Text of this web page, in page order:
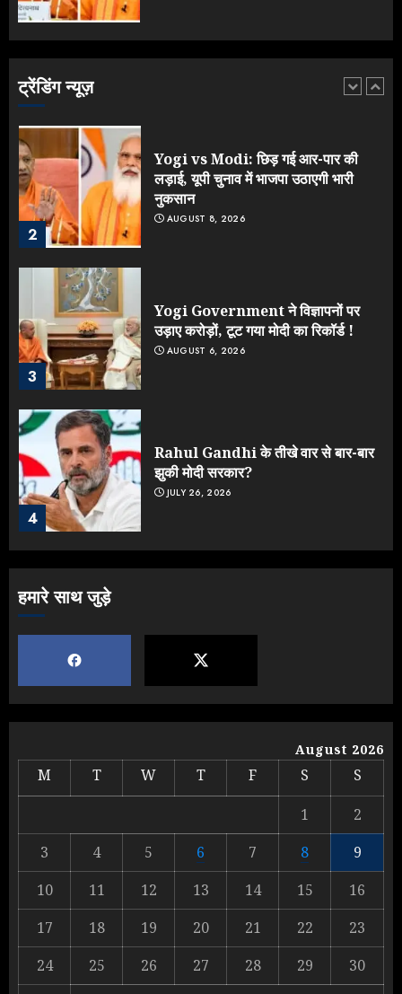
ट्रेंडिंग न्यूज़
1
भड़क गए जेन-जी, करने लगे शिकायत
2
Yogi vs Modi: छिड़ गई आर-पार की
लड़ाई, यूपी चुनाव में भाजपा उठाएगी भारी
नुकसान
AUGUST 8, 2026
3
Yogi Government ने विज्ञापनों पर
उड़ाए करोड़ों, टूट गया मोदी का रिकॉर्ड !
AUGUST 6, 2026
4
Rahul Gandhi के तीखे वार से बार-बार
झुकी मोदी सरकार?
JULY 26, 2026
JULY 24, 2026
1
भड़क गए जेन-जी, करने लगे शिकायत
AUGUST 9, 2026
2
Yogi vs Modi: छिड़ गई आर-पार की
लड़ाई, यूपी चुनाव में भाजपा उठाएगी भारी
नुकसान
AUGUST 8, 2026
हमारे साथ जुड़े
August 2026
M T W T F S
S
1
2
3
4 5 6 7 8
9
10
11 12 13 14 15
16
17
18 19 20 21 22
23
24
25 26 27 28 29
30